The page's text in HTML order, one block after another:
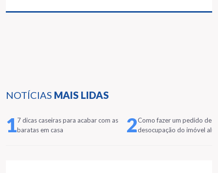
NOTÍCIAS MAIS LIDAS
17 dicas caseiras para acabar com as
baratas em casa
2Como fazer um pedido de
desocupação do imóvel